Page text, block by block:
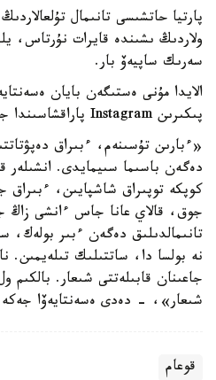
پارتيا حاتشىسى تانىمال
ولاردىڭ ىشىندە قايرات نۇرتاس،
سەرىك ساپيەۆ بار.
الايدا مۇنى ەستىگەن بايان
پىكىرىن Instagram پاراقشاسىندا جازدى.
«ءبارىن تۇسىنەم، ءبىراق
دەگەن باسىما سىيمايدى. انشىلەر
كوپكە توپىراق شاشپايىن، ءبىراق
جوق، قالاي عانا جاس ءانشى زاڭ
تانىمالدىلىق دەگەن ءبىر بولەك،
نە بولسا دا، ساتتىلىك تىلەيمىن.
جاعىنان قابىلەتتى شىعار. بالكىم
شىعار»، - دەدى ەسەنتايەۆا جەكە
قوعام